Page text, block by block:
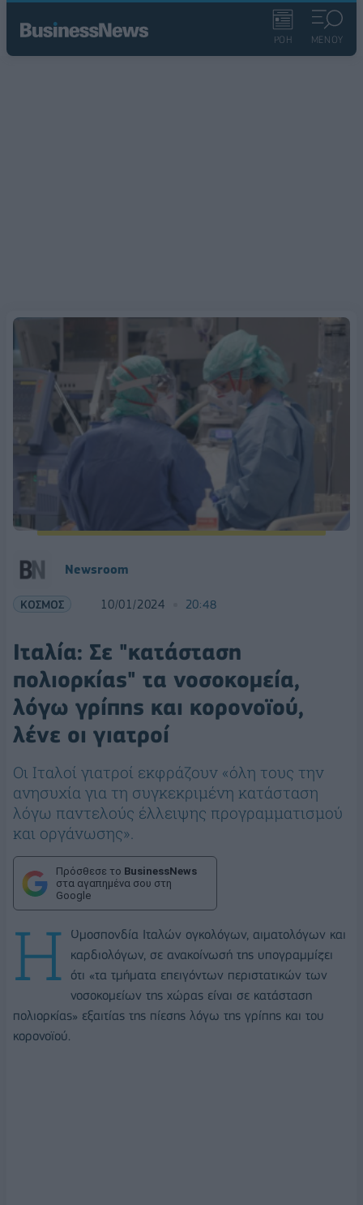
ΡΟΗ ΜΕΝΟΥ
Newsroom
ΚΟΣΜΟΣ 10/01/2024 20:48
Ιταλία: Σε "κατάσταση
πολιορκίας" τα νοσοκομεία,
λόγω γρίπης και κορονοϊού,
λένε οι γιατροί
Οι Ιταλοί γιατροί εκφράζουν «όλη τους την
ανησυχία για τη συγκεκριμένη κατάσταση
λόγω παντελούς έλλειψης προγραμματισμού
και οργάνωσης».
Πρόσθεσε το BusinessNews
στα αγαπημένα σου στη
Google
Η
Ομοσπονδία Ιταλών ογκολόγων, αιματολόγων και
καρδιολόγων, σε ανακοίνωσή της υπογραμμίζει
ότι «τα τμήματα επειγόντων περιστατικών των
νοσοκομείων της χώρας είναι σε κατάσταση
πολιορκίας» εξαιτίας της πίεσης λόγω της γρίπης και του
κορονοϊού.